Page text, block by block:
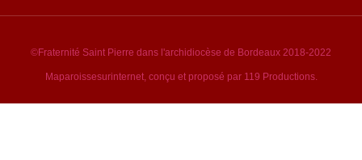
©Fraternité Saint Pierre dans l'archidiocèse de Bordeaux 2018-2022
Maparoissesurinternet, conçu et proposé par 119 Productions.